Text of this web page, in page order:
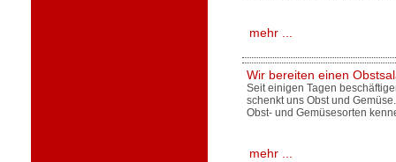
mehr ...
Wir bereiten einen
Seit einigen Tagen
schenkt uns Obst und
Obst- und Gemüsesorten
mehr ...